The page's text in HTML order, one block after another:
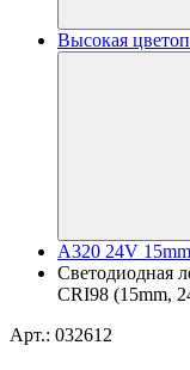
Высокая
A320 24V
Светодиодная
CRI98 (15mm,
Арт.: 032612